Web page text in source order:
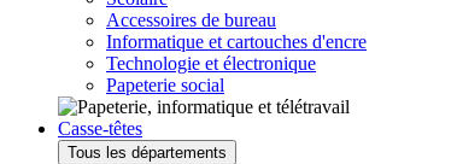
Accessoires de bureau
Informatique et cartouches d'encre
Technologie et électronique
Papeterie social
Casse-têtes
Tous les départements